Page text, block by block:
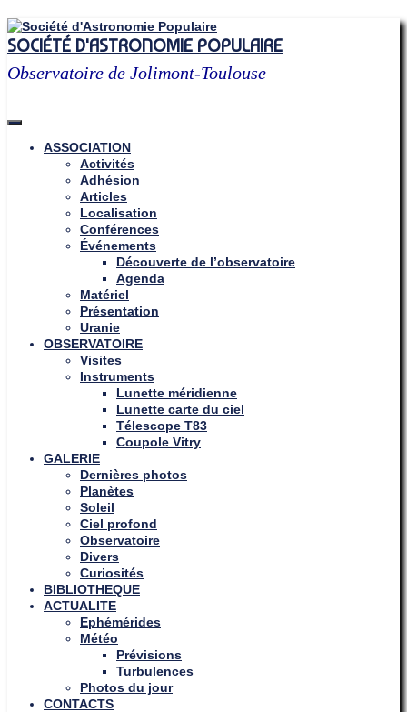
Skip
to
content
SOCIÉTÉ D'ASTRONOMIE POPULAIRE
Observatoire de Jolimont-Toulouse
ASSOCIATION
Activités
Adhésion
Articles
Localisation
Conférences
Événements
Découverte de l’observatoire
Agenda
Matériel
Présentation
Uranie
OBSERVATOIRE
Visites
Instruments
Lunette méridienne
Lunette carte du ciel
Télescope T83
Coupole Vitry
GALERIE
Dernières photos
Planètes
Soleil
Ciel profond
Observatoire
Divers
Curiosités
BIBLIOTHEQUE
ACTUALITE
Ephémérides
Météo
Prévisions
Turbulences
Photos du jour
CONTACTS